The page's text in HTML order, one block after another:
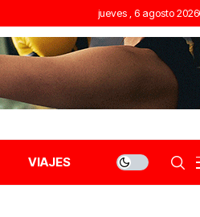
jueves , 6 agosto 2026
VIAJES